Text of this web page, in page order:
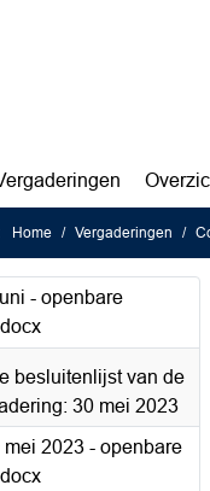
Home Vergaderingen
- openbare
besluitenlijst van de
30 mei 2023
mei 2023 - openbare